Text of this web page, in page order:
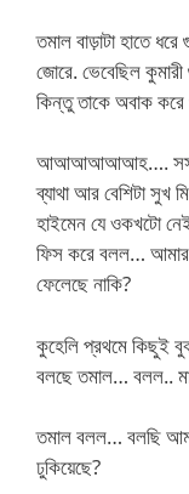
তমাল বাড়াটা হাতে
জোরে. ভেবেছিল
কিন্তু তাকে অবাক করে
আআআআআআহ….
ব্যাথা আর বেশিটা সুখ
হাইমেন যে ওকখটো
ফিস করে বলল…
ফেলেছে নাকি?
কুহেলি প্রথমে কিছুই
বলছে তমাল… বলল..
তমাল বলল… বলছি
ঢুকিয়েছে?